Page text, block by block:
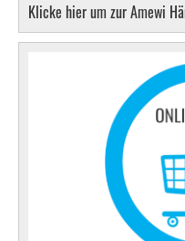
Klicke hier um zur Amewi